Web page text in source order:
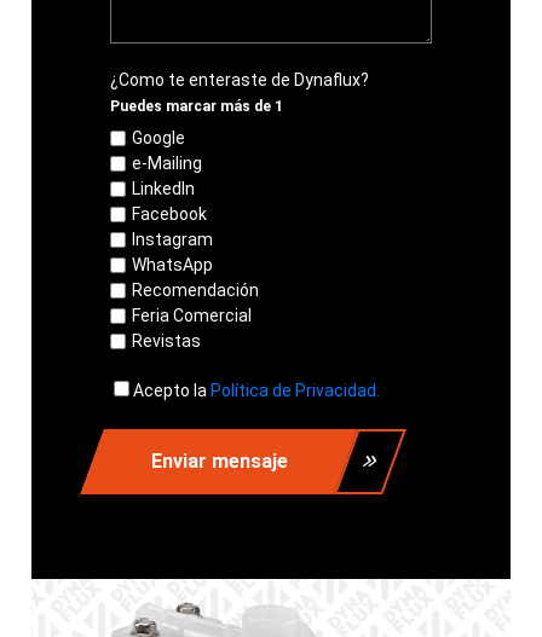
¿Como te enteraste de Dynaflux?
Puedes marcar más de 1
Google
e-Mailing
LinkedIn
Facebook
Instagram
WhatsApp
Recomendación
Feria Comercial
Revistas
Acepto la Política de Privacidad.
Enviar mensaje